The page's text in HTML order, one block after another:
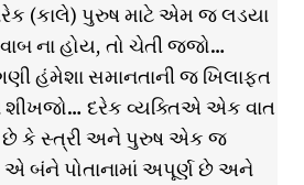
(કાલે) પુરુષ માટે એમ જ લડયા
ના હોય, તો ચેતી જજો…
હંમેશા સમાનતાની જ ખિલાફત
શીખજો… દરેક વ્યક્તિએ એક વાત
છે કે સ્ત્રી અને પુરુષ એક જ
એ બંને પોતાનામાં અપૂર્ણ છે અને